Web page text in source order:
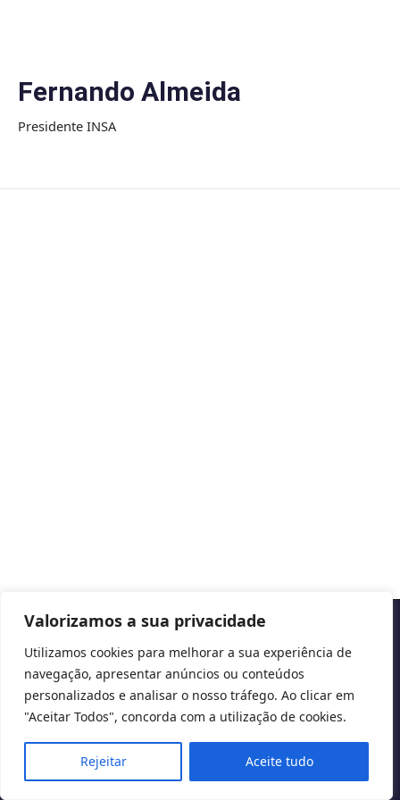
Valorizamos a sua privacidade
Utilizamos cookies para melhorar a sua experiência de
navegação, apresentar anúncios ou conteúdos
personalizados e analisar o nosso tráfego. Ao clicar em
"Aceitar Todos", concorda com a utilização de cookies.
Rejeitar Aceite tudo
Fernando Almeida
Presidente INSA
Copyright © 2026 Cascais International Health Forum
Powered bymarketividade.com
Privacy Policy